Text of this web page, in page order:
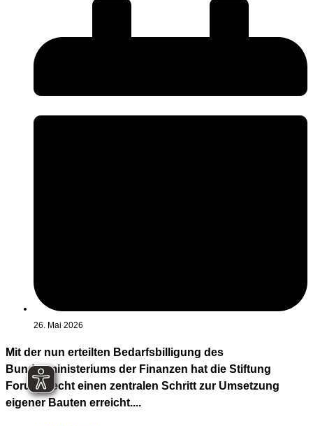
26. Mai 2026
Mit der nun erteilten Bedarfsbilligung des
Bundesministeriums der Finanzen hat die Stiftung
Forum Recht einen zentralen Schritt zur Umsetzung
eigener Bauten erreicht....